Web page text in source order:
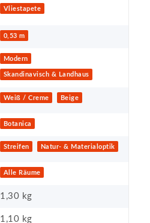
Vliestapete
0,53 m
Modern
Skandinavisch & Landhaus
Weiß / Creme Beige
Botanica
Streifen Natur- & Materialoptik
Alle Räume
1,30 kg
1,10 kg